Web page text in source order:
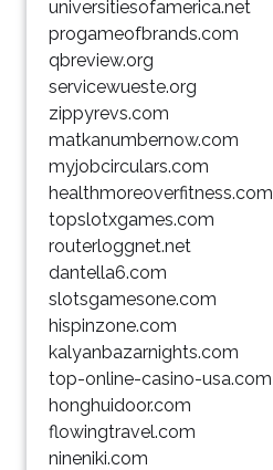
universitiesofamerica.net
progameofbrands.com
qbreview.org
servicewueste.org
zippyrevs.com
matkanumbernow.com
myjobcirculars.com
healthmoreoverfitness.com
topslotxgames.com
routerloggnet.net
dantella6.com
slotsgamesone.com
hispinzone.com
kalyanbazarnights.com
top-online-casino-usa.com
honghuidoor.com
flowingtravel.com
nineniki.com